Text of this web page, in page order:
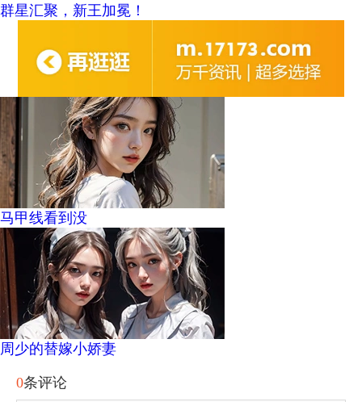
群星汇聚，新王加冕！
马甲线看到没
周少的替嫁小娇妻
0条评论